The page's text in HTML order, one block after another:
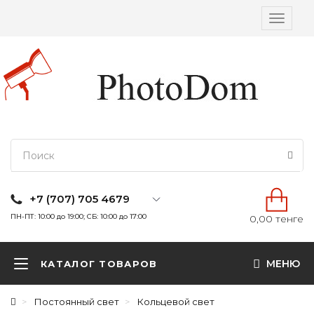
Вкл/
+7 (707) 705 4679
ПН-ПТ: 10:00 до 19:00; СБ: 10:00 до 17:00 0,00 тенге
КАТАЛОГ ТОВАРОВ МЕНЮ
Постоянный свет
Кольцевой свет